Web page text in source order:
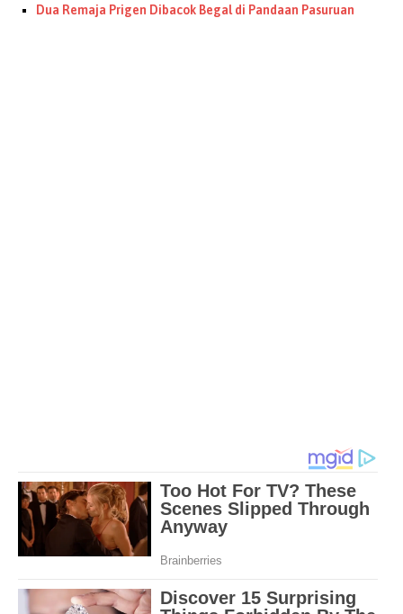
Dua Remaja Prigen Dibacok Begal di Pandaan Pasuruan